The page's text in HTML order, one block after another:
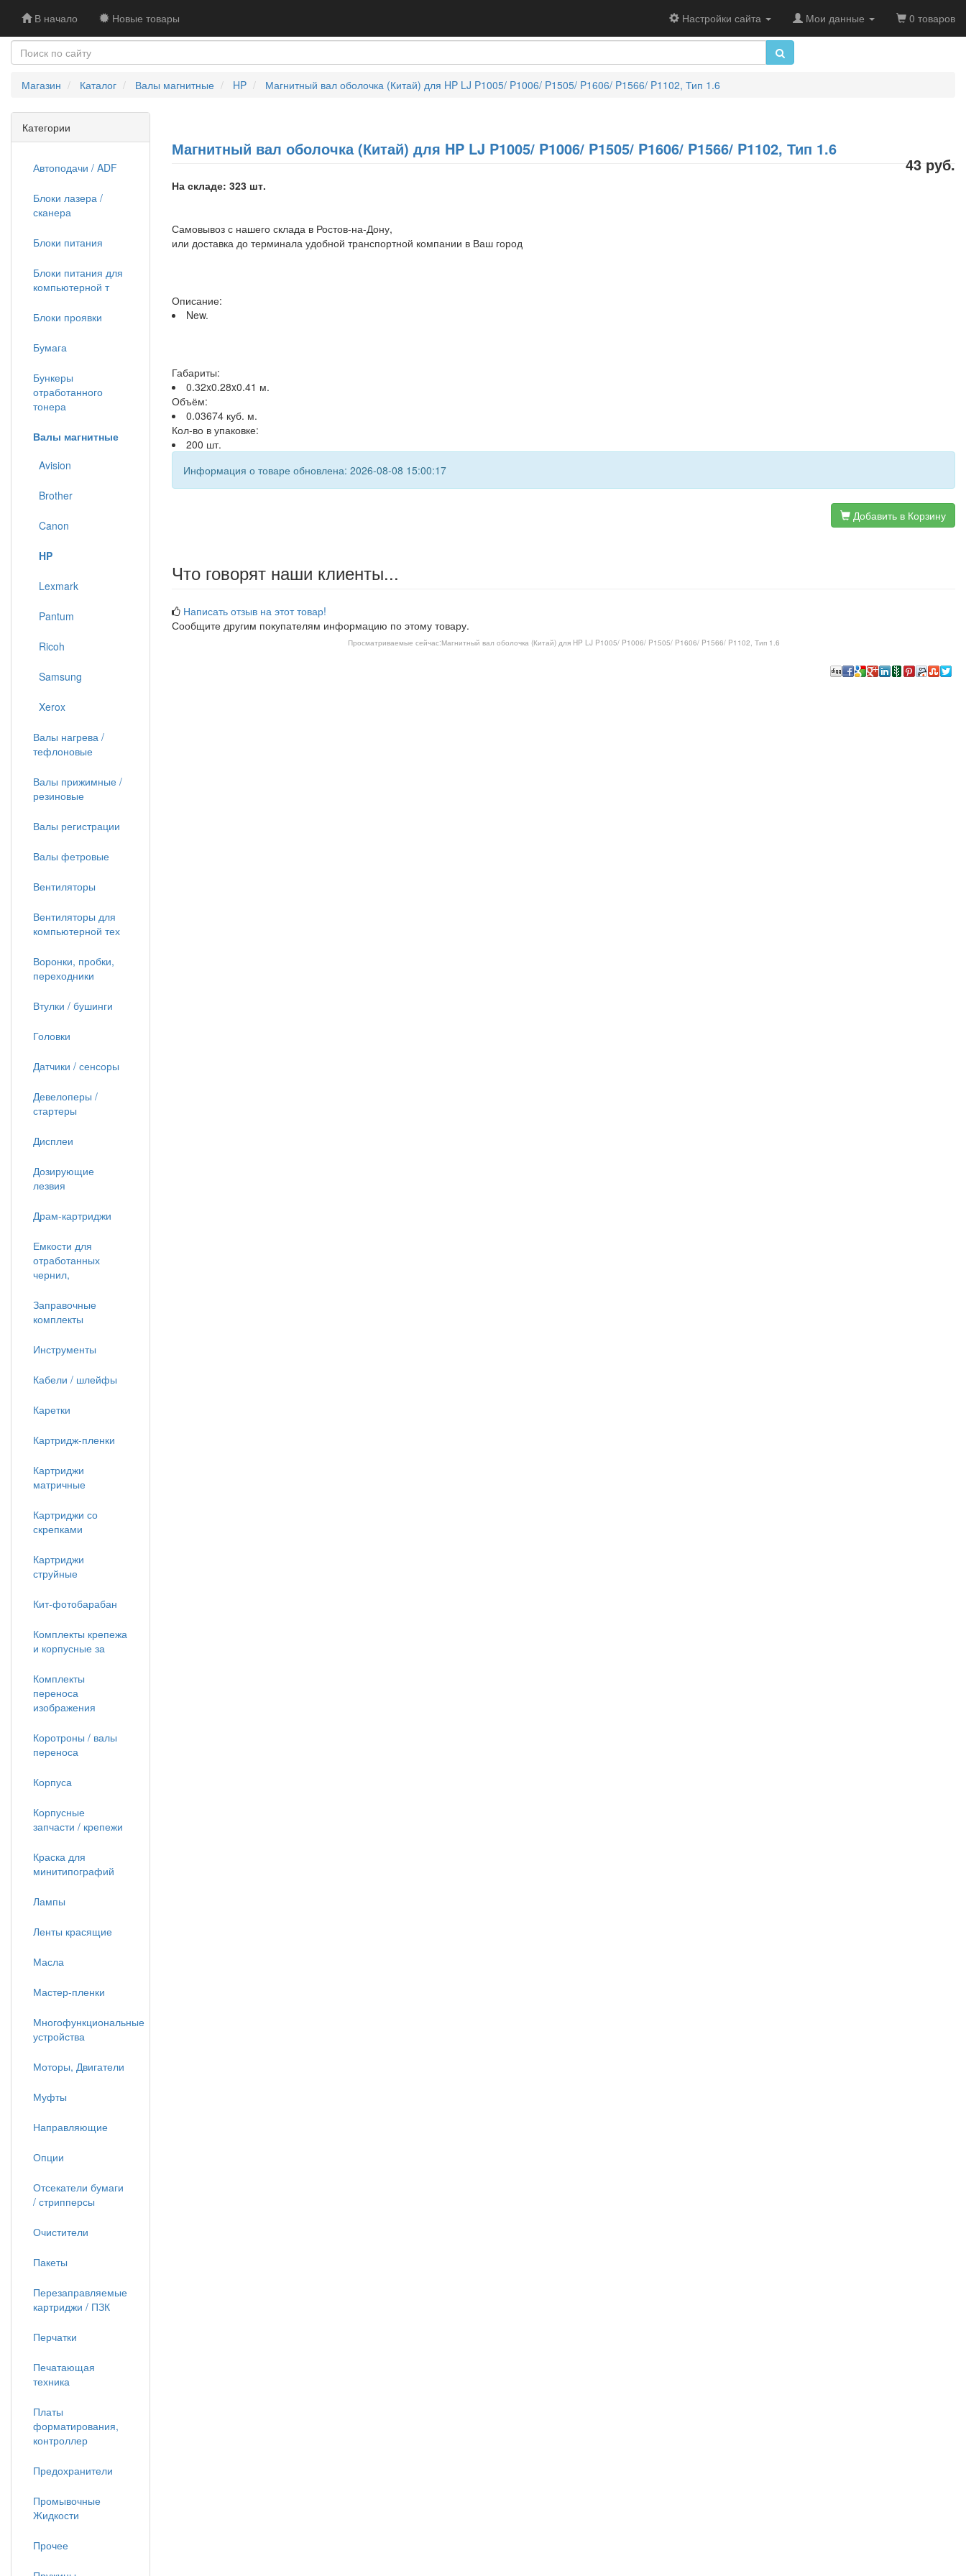
В начало Новые товары Настройки сайта Мои данные 0 товаров
Магазин Каталог Валы магнитные HP Магнитный вал оболочка (Китай) для HP LJ P1005/ P1006/ P1505/ P1606/ P1566/ P1102, Тип 1.6
Магнитный вал оболочка (Китай) для HP LJ P1005/ P1006/ P1505/ P1606/ P1566/ P1102, Тип 1.6
43 руб.
На складе: 323 шт.
Самовывоз с нашего склада в Ростов-на-Дону,
или доставка до терминала удобной транспортной компании в Ваш город
Описание:
New.
Габариты:
0.32x0.28x0.41 м.
Объём:
0.03674 куб. м.
Кол-во в упаковке:
200 шт.
Информация о товаре обновлена: 2026-08-08 15:00:17
Добавить в Корзину
Что говорят наши клиенты...
Написать отзыв на этот товар!
Сообщите другим покупателям информацию по этому товару.
Просматриваемые сейчас:Магнитный вал оболочка (Китай) для HP LJ P1005/ P1006/ P1505/ P1606/ P1566/ P1102, Тип 1.6
Категории
Автоподачи / ADF
Блоки лазера /
сканера
Блоки питания
Блоки питания для
компьютерной т
Блоки проявки
Бумага
Бункеры
отработанного
тонера
Валы магнитные
Avision
Brother
Canon
HP
Lexmark
Pantum
Ricoh
Samsung
Xerox
Валы нагрева /
тефлоновые
Валы прижимные /
резиновые
Валы регистрации
Валы фетровые
Вентиляторы
Вентиляторы для
компьютерной тех
Воронки, пробки,
переходники
Втулки / бушинги
Головки
Датчики / сенсоры
Девелоперы /
стартеры
Дисплеи
Дозирующие
лезвия
Драм-картриджи
Емкости для
отработанных
чернил,
Заправочные
комплекты
Инструменты
Кабели / шлейфы
Каретки
Картридж-пленки
Картриджи
матричные
Картриджи со
скрепками
Картриджи
струйные
Кит-фотобарабан
Комплекты крепежа
и корпусные за
Комплекты
переноса
изображения
Коротроны / валы
переноса
Корпуса
Корпусные
запчасти / крепежи
Краска для
минитипографий
Лампы
Ленты красящие
Масла
Мастер-пленки
Многофункциональные
устройства
Моторы, Двигатели
Муфты
Направляющие
Опции
Отсекатели бумаги
/ стрипперсы
Очистители
Пакеты
Перезаправляемые
картриджи / ПЗК
Перчатки
Печатающая
техника
Платы
форматирования,
контроллер
Предохранители
Промывочные
Жидкости
Прочее